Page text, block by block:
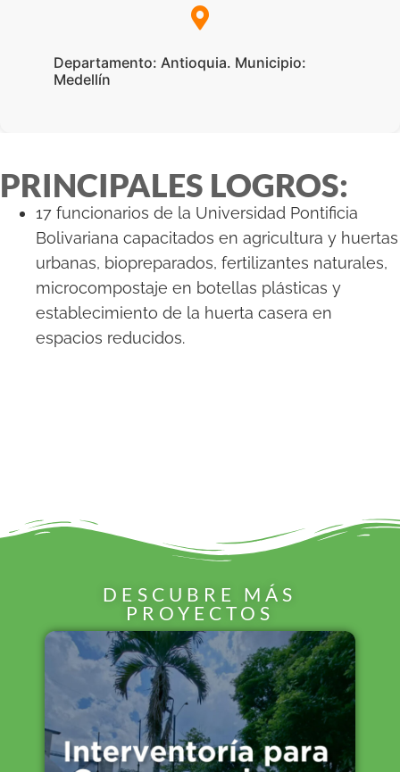
Departamento: Antioquia. Municipio:
Medellín
PRINCIPALES LOGROS:
17 funcionarios de la Universidad Pontificia
Bolivariana capacitados en agricultura y huertas
urbanas, biopreparados, fertilizantes naturales,
microcompostaje en botellas plásticas y
establecimiento de la huerta casera en
espacios reducidos.
DESCUBRE MÁS
PROYECTOS